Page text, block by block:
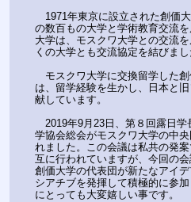
1971年東京に設立された創価
の数百もの大学と学術教育交流
大学は、モスクワ大学との交流
くの大学とも交流協定を結びまし
モスクワ大学に交換留学した創
は、留学経験を生かし、日本と
献しています。
2019年9月23日、第８回露日学
学協会総会がモスクワ大学の中
れました。この会議は私共の発
互に行われていますが、今回の
創価大学の代表団が新たなアイ
シアチブを発揮して積極的に参
にとっても大変嬉しい事です。